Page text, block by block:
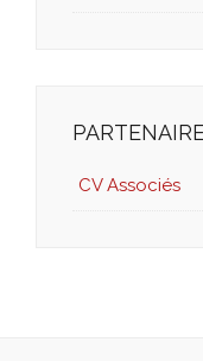
CV Associés